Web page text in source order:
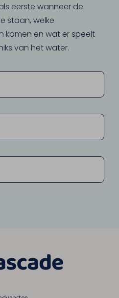
eerste wanneer de
staan, welke
komen en wat er speelt
van het water.